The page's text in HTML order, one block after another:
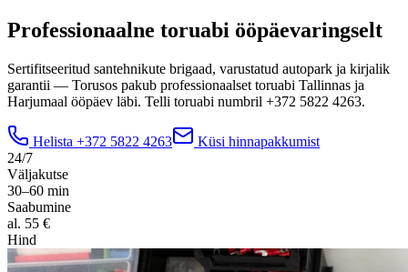
Professionaalne toruabi ööpäevaringselt
Sertifitseeritud santehnikute brigaad, varustatud autopark ja kirjalik
garantii — Torusos pakub professionaalset toruabi Tallinnas ja
Harjumaal ööpäev läbi. Telli toruabi numbril +372 5822 4263.
Helista +372 5822 4263
Küsi hinnapakkumist
24/7
Väljakutse
30–60 min
Saabumine
al. 55 €
Hind